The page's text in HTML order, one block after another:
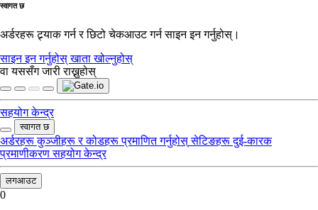
स्वागत छ
अर्डरहरू ट्र्याक गर्न र छिटो चेकआउट गर्न साइन इन गर्नुहोस्।
साइन इन गर्नुहोस्खाता खोल्नुहोस्
वा यससँग जारी राख्नुहोस्
सहयोग केन्द्र
स्वागत छ
अर्डरहरू कुञ्जीहरू र कोडहरू प्रमाणित गर्नुहोस् सेटिङहरू दुई-कारक
प्रमाणीकरण सहयोग केन्द्र
लगआउट
0